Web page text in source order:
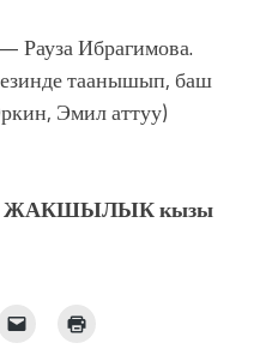
Ибрагимова.
таанышып, баш
Эмил аттуу)
ЖАКШЫЛЫК кызы
Послать
ссылку